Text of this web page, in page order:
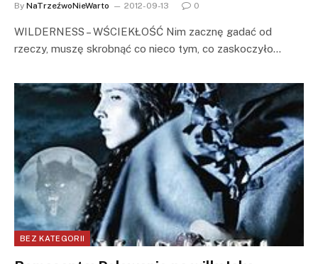
By NaTrzeźwoNieWarto 2012-09-13 0
WILDERNESS – WŚCIEKŁOŚĆ Nim zacznę gadać od
rzeczy, muszę skrobnąć co nieco tym, co zaskoczyło…
BEZ KATEGORII